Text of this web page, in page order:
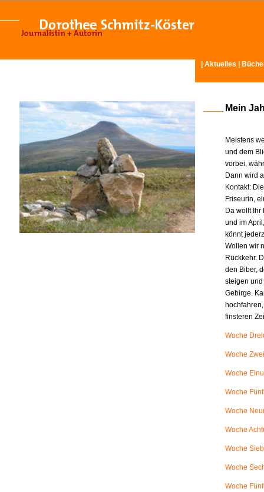
Aktuelles
Mein
Meistens
und dem
vorbei,
Dann wird
Kontakt:
Friseurin,
Da wollt
und im
könnt
Wollen wir
Rückkehr.
den Biber,
steigen
Gebirge.
finsteren
Woche
Woche
Woche
Woche
Woche
Woche
Woche
Woche
Woche